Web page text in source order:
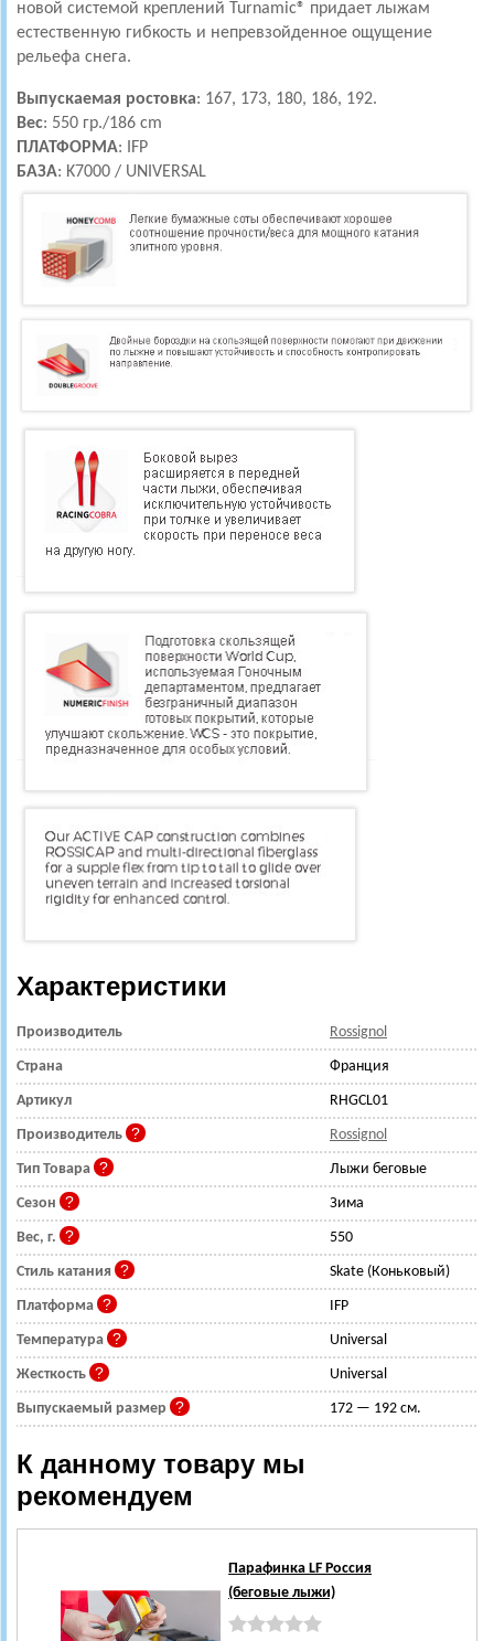
новой системой креплений Turnamic® придает лыжам
естественную гибкость и непревзойденное ощущение
рельефа снега.
Выпускаемая ростовка: 167, 173, 180, 186, 192.
Вес: 550 гр./186 cm
ПЛАТФОРМА: IFP
БАЗА: K7000 / UNIVERSAL
Характеристики
Производитель Rossignol
Страна Франция
Артикул RHGCL01
Производитель Rossignol
Тип Товара Лыжи беговые
Сезон Зима
Вес, г. 550
Стиль катания Skate (Коньковый)
Платформа IFP
Температура Universal
Жесткость Universal
Выпускаемый размер 172 — 192 см.
К данному товару мы
рекомендуем
Парафинка LF Россия
(беговые лыжи)